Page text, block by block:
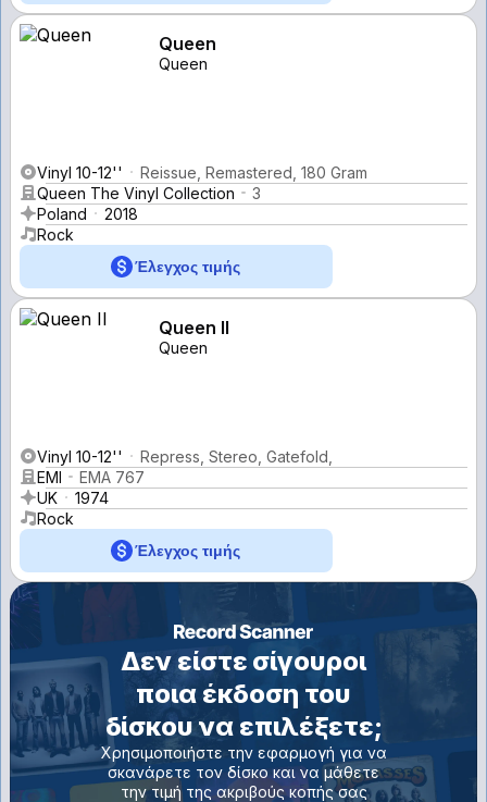
Queen
Queen
Vinyl 10-12''
Reissue, Remastered, 180 Gram
Queen The Vinyl Collection
3
Poland
2018
Rock
Έλεγχος τιμής
Queen II
Queen
Vinyl 10-12''
Repress, Stereo, Gatefold,
EMI
EMA 767
UK
1974
Rock
Έλεγχος τιμής
Δεν είστε σίγουροι
ποια έκδοση του
δίσκου να επιλέξετε;
Χρησιμοποιήστε την εφαρμογή για να
σκανάρετε τον δίσκο και να μάθετε
την τιμή της ακριβούς κοπής σας